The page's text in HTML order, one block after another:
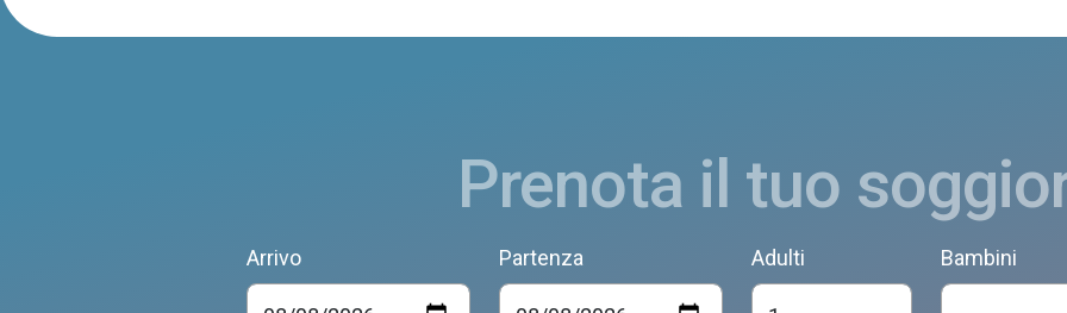
Prenota il tuo
Arrivo Partenza Adulti Bambini